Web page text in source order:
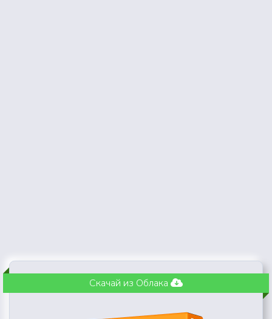
Скачай из Облака